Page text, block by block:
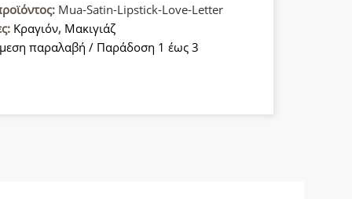
Mua-Satin-Lipstick-Love-Letter
Κραγιόν, Μακιγιάζ
παραλαβή / Παράδοση 1 έως 3